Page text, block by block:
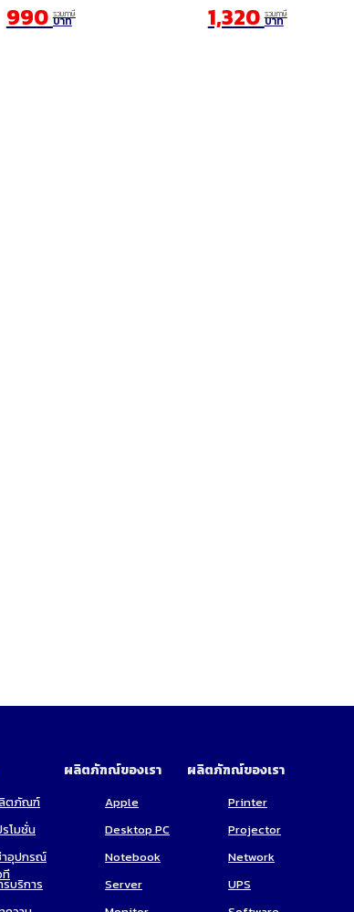
990รวมภาษี
บาท 1,320รวมภาษี
บาท
ตภัณฑ์
รโมชั่น
าอุปกรณ์
ที
รบริการ
ผลิตภัฑณ์ของเรา
Apple
Desktop PC
Notebook
Server
ผลิตภัฑณ์ของเรา
Printer
Projector
Network
UPS